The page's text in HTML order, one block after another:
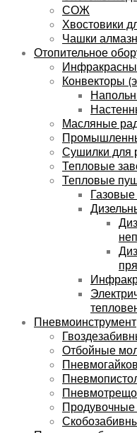
СОЖ
Хвостовики
Чашки
Отопительное
Конвекторы
Масляные
Сушилки для
Тепловые
Тепловые
Пневмоинструмент
Отбойные
Продувочные